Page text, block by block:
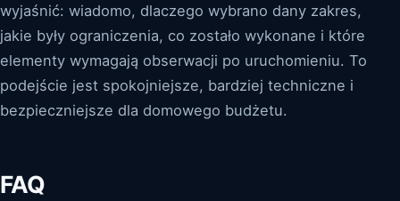
wyjaśnić: wiadomo, dlaczego wybrano dany zakres,
jakie były ograniczenia, co zostało wykonane i które
elementy wymagają obserwacji po uruchomieniu. To
podejście jest spokojniejsze, bardziej techniczne i
bezpieczniejsze dla domowego budżetu.
FAQ